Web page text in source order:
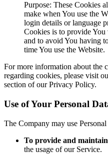
Purpose: These Cookies
make when You use the
login details or language
Cookies is to provide You
and to avoid You having
time You use the Website.
For more information about the
regarding cookies, please visit
section of our Privacy Policy.
Use of Your Personal
The Company may use
To provide and
the usage of our Service.